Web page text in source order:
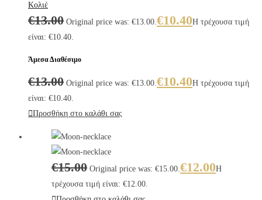
Κολιέ
€13.00 Original price was: €13.00.€10.40Η τρέχουσα τιμή
είναι: €10.40.
Άμεσα Διαθέσιμο
€13.00 Original price was: €13.00.€10.40Η τρέχουσα τιμή
είναι: €10.40.
Προσθήκη στο καλάθι σας
€15.00 Original price was: €15.00.€12.00Η
τρέχουσα τιμή είναι: €12.00.